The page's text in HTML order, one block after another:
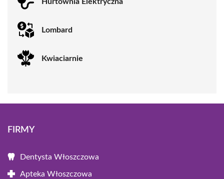
Lombard
Kwiaciarnie
FIRMY
Dentysta Włoszczowa
Apteka Włoszczowa